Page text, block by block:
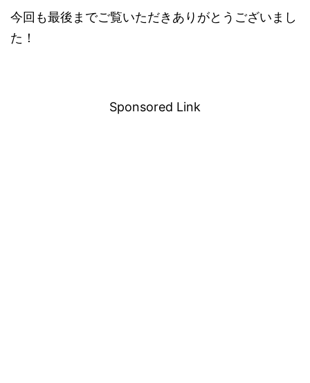
今回も最後までご覧いただきありがとうございまし
た！
Sponsored Link